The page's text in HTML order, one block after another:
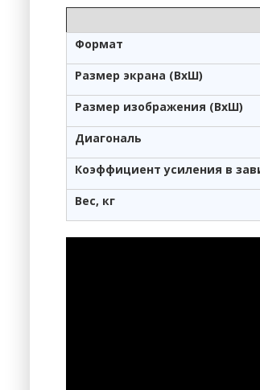
Формат
Размер экрана (ВхШ)
Размер изображения (ВхШ)
Диагональ
Коэффициент усиления в
Вес, кг